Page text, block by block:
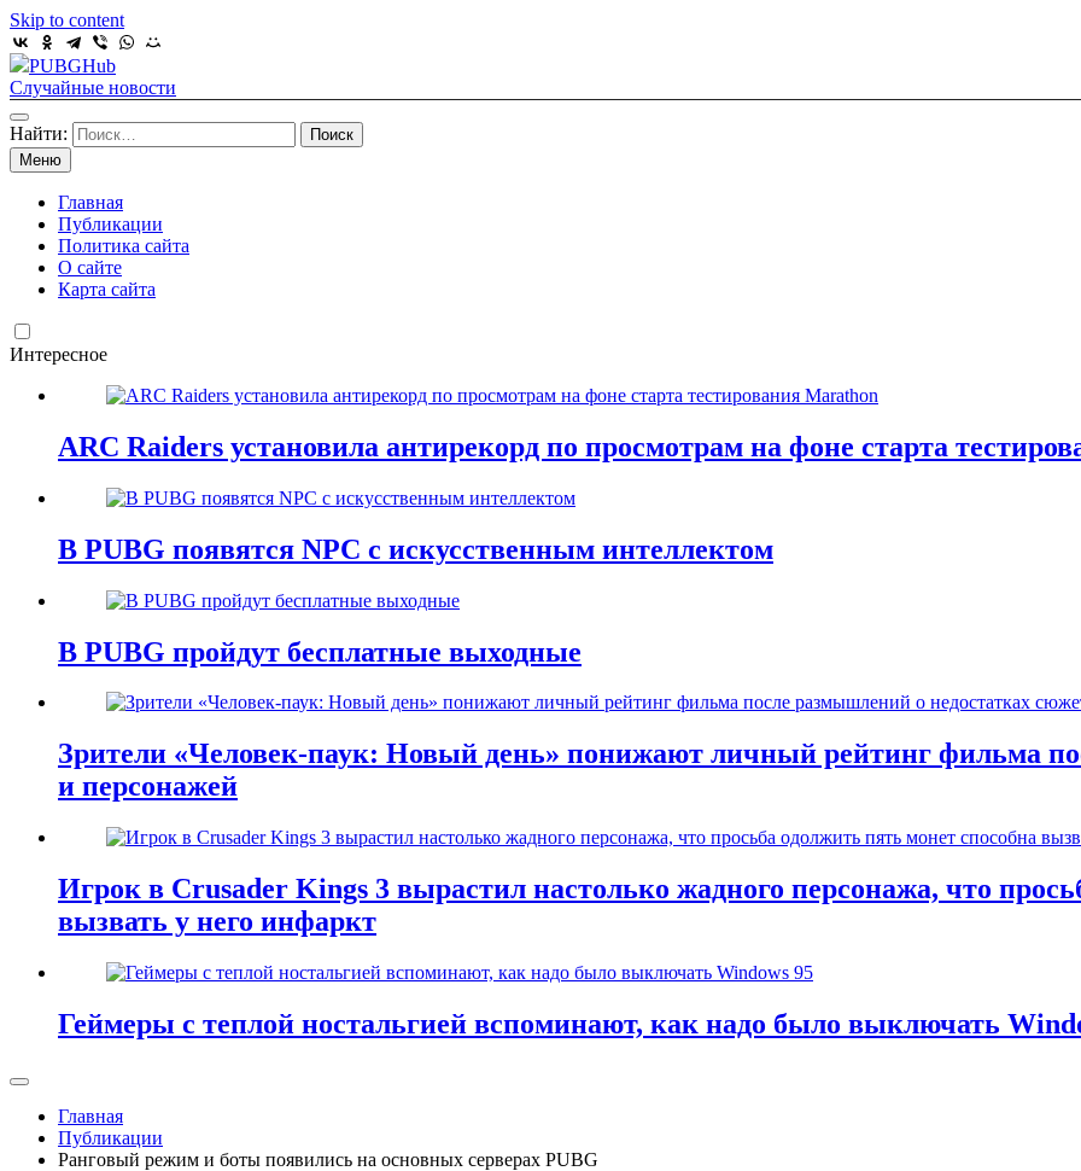
Skip to content
PUBGHub
Случайные новости
Найти:
Меню
Главная
Публикации
Политика сайта
О сайте
Карта сайта
Интересное
ARC Raiders установила антирекорд по просмотрам на фоне старта
В PUBG появятся NPC с искусственным интеллектом
В PUBG пройдут бесплатные выходные
Зрители «Человек-паук: Новый день» понижают личный рейтинг фильма
и персонажей
Игрок в Crusader Kings 3 вырастил настолько жадного персонажа, что
вызвать у него инфаркт
Геймеры с теплой ностальгией вспоминают, как надо было выключать
Главная
Публикации
Ранговый режим и боты появились на основных серверах PUBG